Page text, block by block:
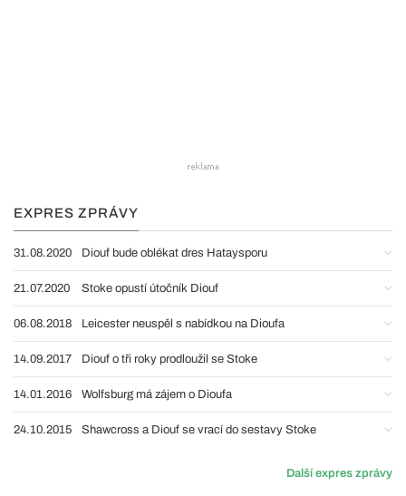
EXPRES ZPRÁVY
31.08.2020 Diouf bude oblékat dres Hataysporu
21.07.2020 Stoke opustí útočník Diouf
06.08.2018 Leicester neuspěl s nabídkou na Dioufa
14.09.2017 Diouf o tři roky prodloužil se Stoke
14.01.2016 Wolfsburg má zájem o Dioufa
24.10.2015 Shawcross a Diouf se vrací do sestavy Stoke
Další expres zprávy